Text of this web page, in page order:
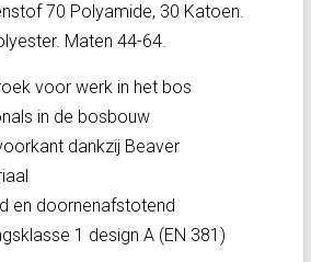
70 Polyamide, 30 Katoen.
Maten 44-64.
voor werk in het bos
in de bosbouw
dankzij Beaver
en doornenafstotend
1 design A (EN 381)